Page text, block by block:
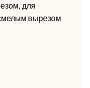
для
вырезом